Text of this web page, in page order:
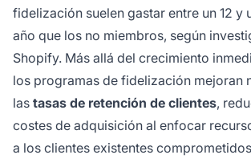
fidelización suelen gastar entre un 12 y
año que los no miembros, según
Shopify. Más allá del crecimiento
los programas de fidelización mejoran
las tasas de retención de clientes,
costes de adquisición al enfocar
a los clientes existentes